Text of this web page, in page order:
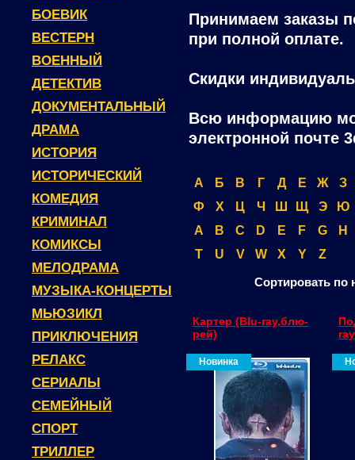
БОЕВИК
ВЕСТЕРН
ВОЕННЫЙ
ДЕТЕКТИВ
ДОКУМЕНТАЛЬНЫЙ
ДРАМА
ИСТОРИЯ
ИСТОРИЧЕСКИЙ
КОМЕДИЯ
КРИМИНАЛ
КОМИКСЫ
МЕЛОДРАМА
МУЗЫКА-КОНЦЕРТЫ
МЬЮЗИКЛ
ПРИКЛЮЧЕНИЯ
РЕЛАКС
СЕРИАЛЫ
СЕМЕЙНЫЙ
СПОРТ
ТРИЛЛЕР
Принимаем заказы
при полной оплате.
Скидки
Всю информацию
электронной почте
А Б В Г Д Е Ж
З
Ф
Х Ц Ч Ш Щ Э
Ю
A
B C D E F G
H
T
U V W X Y Z
Сортировать
Картер (Blu-ray,блю-
рей)
Новинка